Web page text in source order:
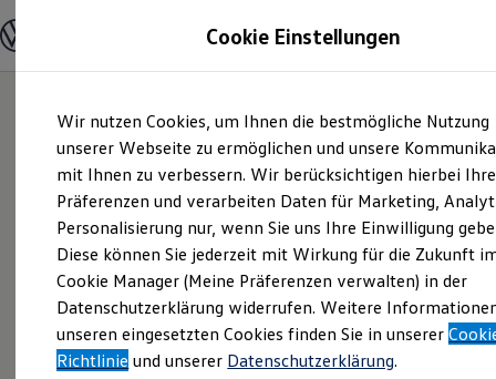
Hauptinhalt
springen
Footer
springen
Modelle und Konfigurator
Modelle vergleichen
Elektroautos
ENERGY Sondermodelle
Nutzfahrzeuge
SUV und CUV
Familienautos
Kombis
Kompaktwagen
Sportwagen
Schnell verfügbare Fahrzeuge
Angebote und Produkte
Aktuelle Angebote
E-Auto-Förderung
Volkswagen Marktplatz
Cookie Einstellungen
Wir nutzen Cookies, um Ihnen die bestmögliche Nutzung
unserer Webseite zu ermöglichen und unsere
mit Ihnen zu verbessern. Wir berücksichtigen hierbei Ihre
Präferenzen und verarbeiten Daten für Marketing,
Personalisierung nur, wenn Sie uns Ihre Einwilligung
Diese können Sie jederzeit mit Wirkung für die Zukunft
Cookie Manager (Meine Präferenzen verwalten) in der
Datenschutzerklärung widerrufen. Weitere
unseren eingesetzten Cookies finden Sie in unserer
Richtlinie und unserer Datenschutzerklärung.